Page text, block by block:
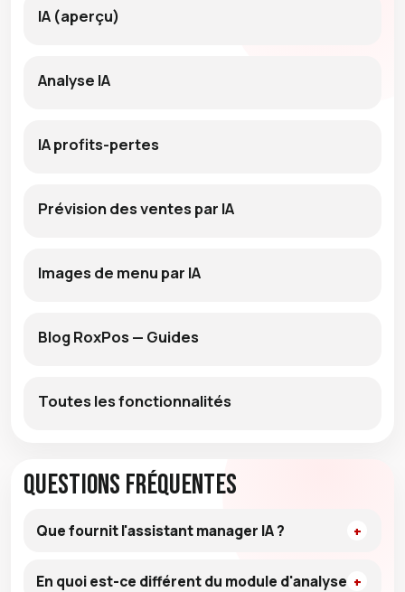
IA (aperçu)
Analyse IA
IA profits-pertes
Prévision des ventes par IA
Images de menu par IA
Blog RoxPos — Guides
Toutes les fonctionnalités
Questions fréquentes
Que fournit l'assistant manager IA ?
En quoi est-ce différent du module d'analyse ?